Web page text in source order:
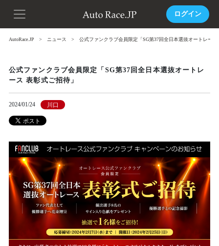
ログイン
AutoRace.JP ニュース 公式ファンクラブ会員限定「SG第37回全日本選抜オートレー
公式ファンクラブ会員限定「SG第37回全日本選抜オートレ
ース 表彰式ご招待」
2024/01/24 川口